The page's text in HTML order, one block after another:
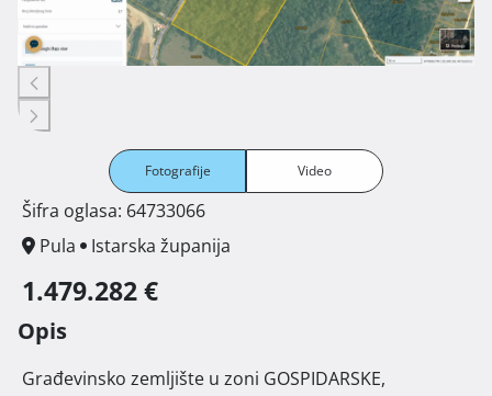
Fotografije Video
Šifra oglasa: 64733066
Pula
Istarska županija
1.479.282 €
Opis